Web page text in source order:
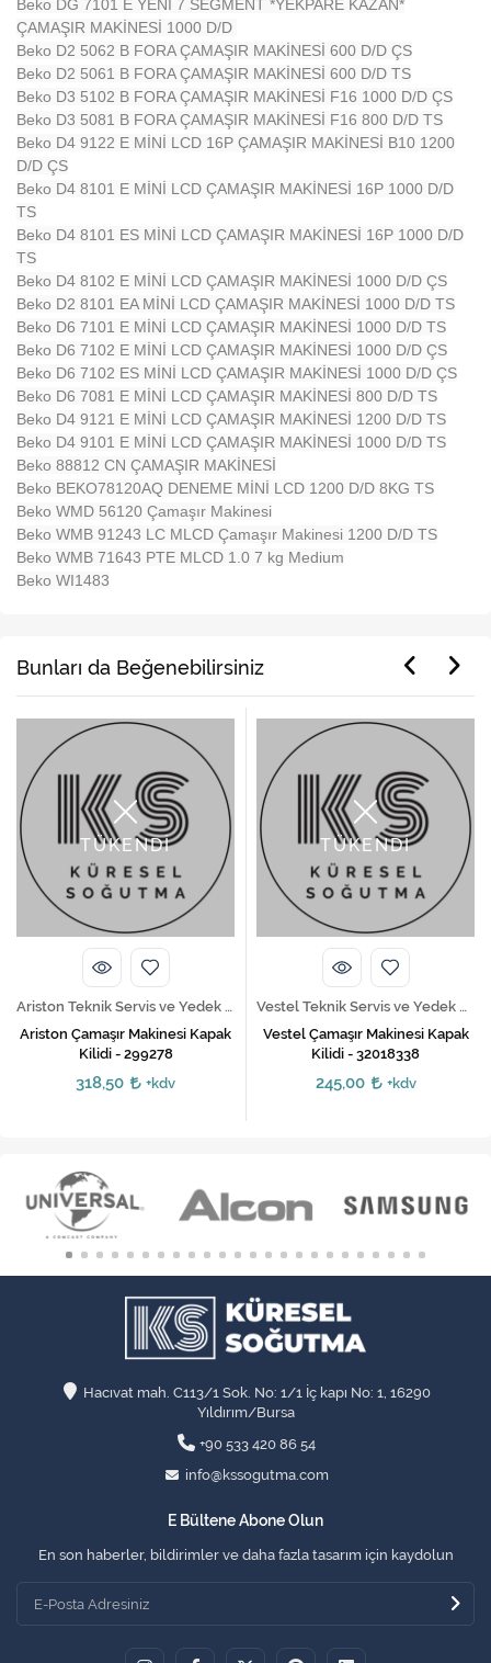
Beko DG 7101 E YENİ 7 SEGMENT *YEKPARE KAZAN*
ÇAMAŞIR MAKİNESİ 1000 D/D
Beko D2 5062 B FORA ÇAMAŞIR MAKİNESİ 600 D/D ÇS
Beko D2 5061 B FORA ÇAMAŞIR MAKİNESİ 600 D/D TS
Beko D3 5102 B FORA ÇAMAŞIR MAKİNESİ F16 1000 D/D ÇS
Beko D3 5081 B FORA ÇAMAŞIR MAKİNESİ F16 800 D/D TS
Beko D4 9122 E MİNİ LCD 16P ÇAMAŞIR MAKİNESİ B10 1200
D/D ÇS
Beko D4 8101 E MİNİ LCD ÇAMAŞIR MAKİNESİ 16P 1000 D/D
TS
Beko D4 8101 ES MİNİ LCD ÇAMAŞIR MAKİNESİ 16P 1000 D/D
TS
Beko D4 8102 E MİNİ LCD ÇAMAŞIR MAKİNESİ 1000 D/D ÇS
Beko D2 8101 EA MİNİ LCD ÇAMAŞIR MAKİNESİ 1000 D/D TS
Beko D6 7101 E MİNİ LCD ÇAMAŞIR MAKİNESİ 1000 D/D TS
Beko D6 7102 E MİNİ LCD ÇAMAŞIR MAKİNESİ 1000 D/D ÇS
Beko D6 7102 ES MİNİ LCD ÇAMAŞIR MAKİNESİ 1000 D/D ÇS
Beko D6 7081 E MİNİ LCD ÇAMAŞIR MAKİNESİ 800 D/D TS
Beko D4 9121 E MİNİ LCD ÇAMAŞIR MAKİNESİ 1200 D/D TS
Beko D4 9101 E MİNİ LCD ÇAMAŞIR MAKİNESİ 1000 D/D TS
Beko 88812 CN ÇAMAŞIR MAKİNESİ
Beko BEKO78120AQ DENEME MİNİ LCD 1200 D/D 8KG TS
Beko WMD 56120 Çamaşır Makinesi
Beko WMB 91243 LC MLCD Çamaşır Makinesi 1200 D/D TS
Beko WMB 71643 PTE MLCD 1.0 7 kg Medium
Beko WI1483
Bunları da Beğenebilirsiniz
TÜKENDİ
Ariston Teknik Servis ve Yedek Parça Hizmetleri
Ariston Çamaşır Makinesi Kapak
Kilidi - 299278
318,50 +kdv
TÜKENDİ
Vestel Teknik Servis ve Yedek Parça Hizmetleri
Vestel Çamaşır Makinesi Kapak
Kilidi - 32018338
245,00 +kdv
Hacıvat mah. C113/1 Sok. No: 1/1 İç kapı No: 1, 16290
Yıldırım/Bursa
+90 533 420 86 54
info@kssogutma.com
E Bültene Abone Olun
En son haberler, bildirimler ve daha fazla tasarım için kaydolun